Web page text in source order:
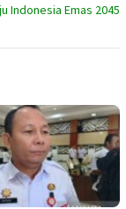
Indonesia Emas 2045